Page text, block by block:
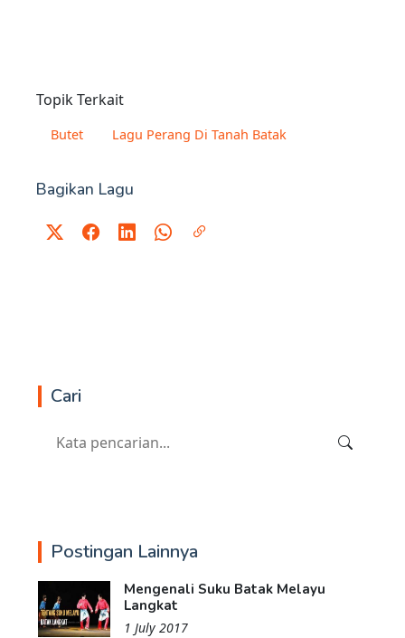
Topik Terkait
Butet Lagu Perang Di Tanah Batak
Bagikan Lagu
Cari
Postingan Lainnya
Mengenali Suku Batak Melayu
Langkat
1 July 2017